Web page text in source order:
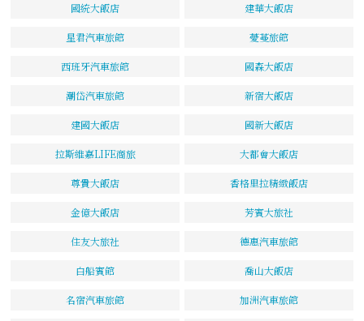
國統大飯店 建華大飯店
星君汽車旅館 薆蔓旅館
西班牙汽車旅館 國森大飯店
潮岱汽車旅館 新宿大飯店
建國大飯店 國新大飯店
拉斯維嘉LIFE商旅 大都會大飯店
尊貴大飯店 香格里拉精緻飯店
金億大飯店 芳賓大旅社
住友大旅社 德惠汽車旅館
白船賓館 喬山大飯店
名宿汽車旅館 加洲汽車旅館